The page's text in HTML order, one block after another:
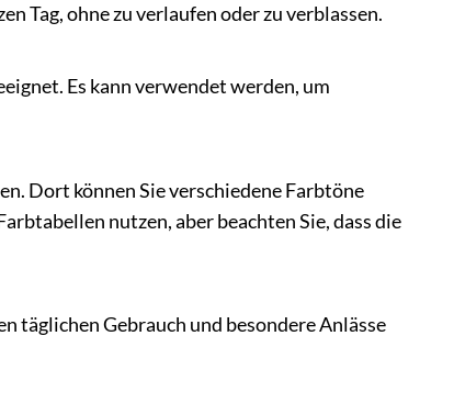
Tag, ohne zu verlaufen oder zu verblassen.
Es kann verwendet werden, um
Dort können Sie verschiedene Farbtöne
nutzen, aber beachten Sie, dass die
täglichen Gebrauch und besondere Anlässe